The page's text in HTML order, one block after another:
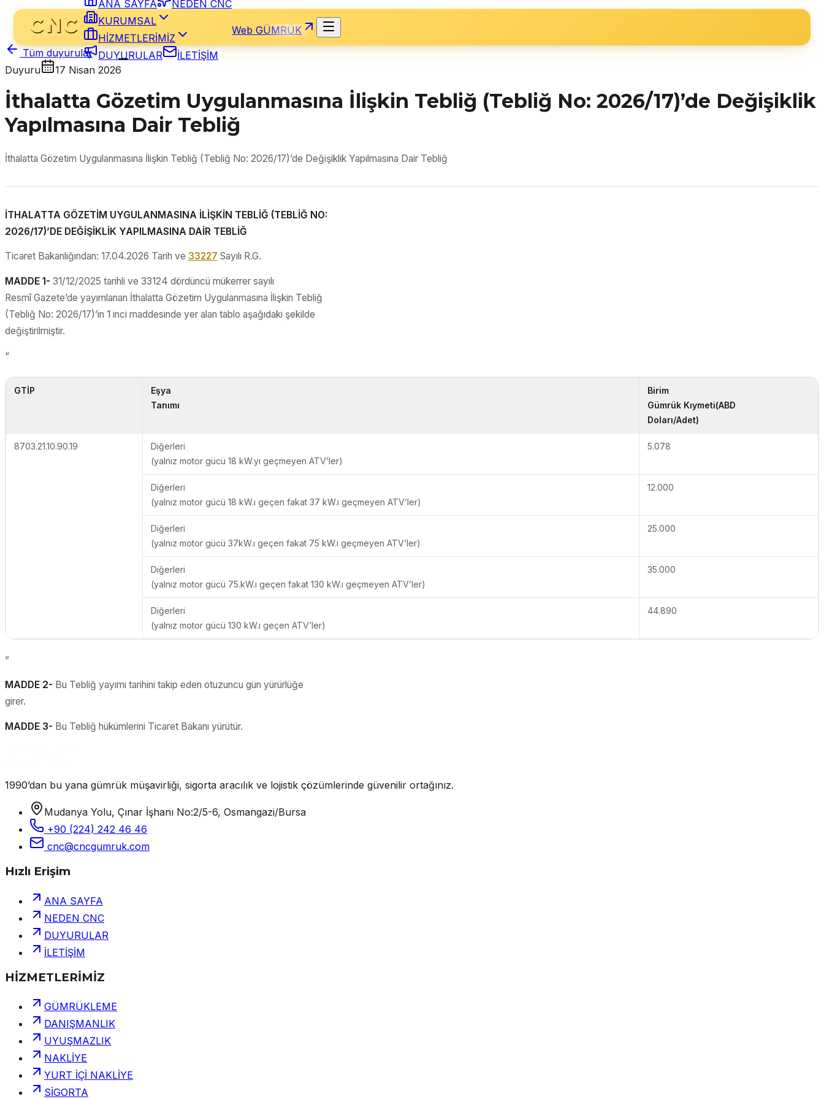
ANA SAYFA
NEDEN CNC
KURUMSAL
HİZMETLERİMİZ
DUYURULAR
İLETİŞİM
Web GÜMRÜK
Tüm duyurular
Duyuru
17 Nisan 2026
İthalatta Gözetim Uygulanmasına İlişkin Tebliğ (Tebliğ No: 2026/17)’de Değişiklik
Yapılmasına Dair Tebliğ
İthalatta Gözetim Uygulanmasına İlişkin Tebliğ (Tebliğ No: 2026/17)’de Değişiklik Yapılmasına Dair Tebliğ
İTHALATTA GÖZETİM UYGULANMASINA İLİŞKİN TEBLİĞ (TEBLİĞ NO:
2026/17)’DE DEĞİŞİKLİK YAPILMASINA DAİR TEBLİĞ
Ticaret Bakanlığından: 17.04.2026 Tarih ve 33227 Sayılı R.G.
MADDE 1- 31/12/2025 tarihli ve 33124 dördüncü mükerrer sayılı
Resmî Gazete’de yayımlanan İthalatta Gözetim Uygulanmasına İlişkin Tebliğ
(Tebliğ No: 2026/17)’in 1 inci maddesinde yer alan tablo aşağıdaki şekilde
değiştirilmiştir.
“
GTİP
Eşya
Tanımı
Birim
Gümrük Kıymeti(ABD
Doları/Adet)
8703.21.10.90.19
Diğerleri
(yalnız motor gücü 18 kW.yı geçmeyen ATV’ler)
5.078
Diğerleri
(yalnız motor gücü 18 kW.ı geçen fakat 37 kW.ı geçmeyen ATV’ler)
12.000
Diğerleri
(yalnız motor gücü 37kW.ı geçen fakat 75 kW.ı geçmeyen ATV’ler)
25.000
Diğerleri
(yalnız motor gücü 75.kW.ı geçen fakat 130 kW.ı geçmeyen ATV’ler)
35.000
Diğerleri
(yalnız motor gücü 130 kW.ı geçen ATV’ler)
44.890
”
MADDE 2- Bu Tebliğ yayımı tarihini takip eden otuzuncu gün yürürlüğe
girer.
MADDE 3- Bu Tebliğ hükümlerini Ticaret Bakanı yürütür.
1990’dan bu yana gümrük müşavirliği, sigorta aracılık ve lojistik çözümlerinde güvenilir ortağınız.
Mudanya Yolu, Çınar İşhanı No:2/5-6, Osmangazi/Bursa
+90 (224) 242 46 46
cnc@cncgumruk.com
Hızlı Erişim
ANA SAYFA
NEDEN CNC
DUYURULAR
İLETİŞİM
HİZMETLERİMİZ
GÜMRÜKLEME
DANIŞMANLIK
UYUŞMAZLIK
NAKLİYE
YURT İÇİ NAKLİYE
SİGORTA